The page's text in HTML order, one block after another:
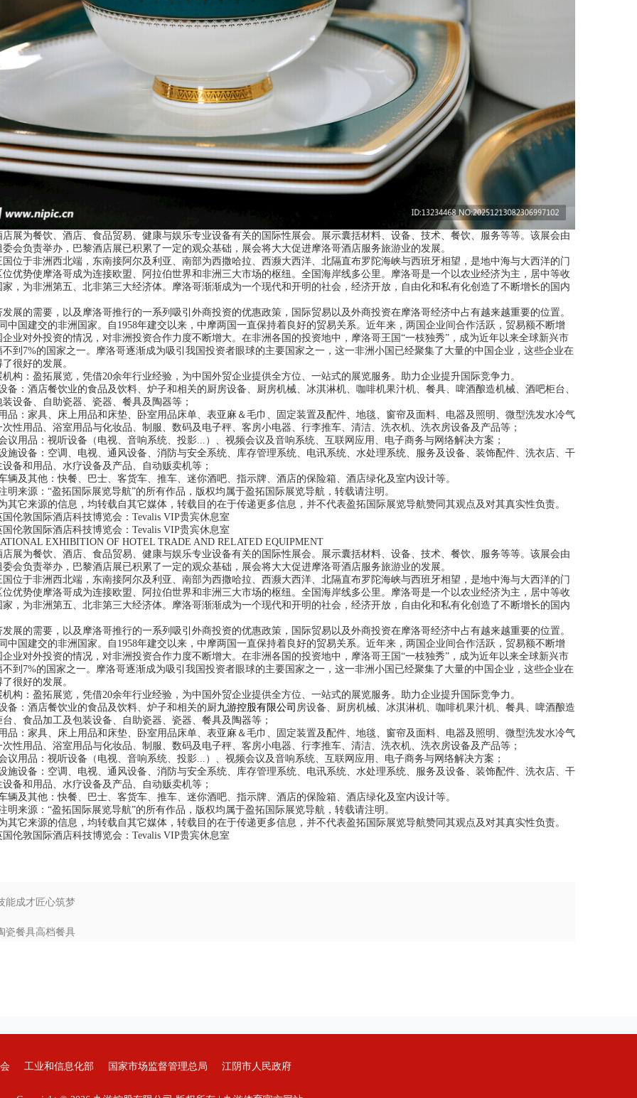
为餐饮、酒店、食品贸易、健康与娱乐专业设备有关的国际性展会。展示囊括材料、设备、技术、餐饮、服务等等。该展会由
会负责举办，巴黎酒店展已积累了一定的观众基础，展会将大大促进摩洛哥酒店服务旅游业的发展。
于非洲西北端，东南接阿尔及利亚、南部为西撒哈拉、西濒大西洋、北隔直布罗陀海峡与西班牙相望，是地中海与大西洋的门
优势使摩洛哥成为连接欧盟、阿拉伯世界和非洲三大市场的枢纽。全国海岸线多公里。摩洛哥是一个以农业经济为主，居中等收
，为非洲第五、北非第三大经济体。摩洛哥渐渐成为一个现代和开明的社会，经济开放，自由化和私有化创造了不断增长的国内
的需要，以及摩洛哥推行的一系列吸引外商投资的优惠政策，国际贸易以及外商投资在摩洛哥经济中占有越来越重要的位置。
中国建交的非洲国家。自1958年建交以来，中摩两国一直保持着良好的贸易关系。近年来，两国企业间合作活跃，贸易额不断增
业对外投资的情况，对非洲投资合作力度不断增大。在非洲各国的投资地中，摩洛哥王国“一枝独秀”，成为近年以来全球新兴市
到7%的国家之一。摩洛哥逐渐成为吸引我国投资者眼球的主要国家之一，这一非洲小国已经聚集了大量的中国企业，这些企业在
很好的发展。
：盈拓展览，凭借20余年行业经验，为中国外贸企业提供全方位、一站式的展览服务。助力企业提升国际竞争力。
酒店餐饮业的食品及饮料、炉子和相关的厨房设备、厨房机械、冰淇淋机、咖啡机果汁机、餐具、啤酒酿造机械、酒吧柜台、
设备、自助瓷器、瓷器、餐具及陶器等；
家具、床上用品和床垫、卧室用品床单、表亚麻＆毛巾、固定装置及配件、地毯、窗帘及面料、电器及照明、微型洗发水冷气
性用品、浴室用品与化妆品、制服、数码及电子秤、客房小电器、行李推车、清洁、洗衣机、洗衣房设备及产品等；
品：视听设备（电视、音响系统、投影...）、视频会议及音响系统、互联网应用、电子商务与网络解决方案；
备：空调、电视、通风设备、消防与安全系统、库存管理系统、电讯系统、水处理系统、服务及设备、装饰配件、洗衣店、干
备和用品、水疗设备及产品、自动贩卖机等；
其他：快餐、巴士、客货车、推车、迷你酒吧、指示牌、酒店的保险箱、酒店绿化及室内设计等。
源：“盈拓国际展览导航”的所有作品，版权均属于盈拓国际展览导航，转载请注明。
来源的信息，均转载自其它媒体，转载目的在于传递更多信息，并不代表盈拓国际展览导航赞同其观点及对其真实性负责。
敦国际酒店科技博览会：Tevalis VIP贵宾休息室
敦国际酒店科技博览会：Tevalis VIP贵宾休息室
EXHIBITION OF HOTEL TRADE AND RELATED EQUIPMENT
为餐饮、酒店、食品贸易、健康与娱乐专业设备有关的国际性展会。展示囊括材料、设备、技术、餐饮、服务等等。该展会由
会负责举办，巴黎酒店展已积累了一定的观众基础，展会将大大促进摩洛哥酒店服务旅游业的发展。
于非洲西北端，东南接阿尔及利亚、南部为西撒哈拉、西濒大西洋、北隔直布罗陀海峡与西班牙相望，是地中海与大西洋的门
优势使摩洛哥成为连接欧盟、阿拉伯世界和非洲三大市场的枢纽。全国海岸线多公里。摩洛哥是一个以农业经济为主，居中等收
，为非洲第五、北非第三大经济体。摩洛哥渐渐成为一个现代和开明的社会，经济开放，自由化和私有化创造了不断增长的国内
的需要，以及摩洛哥推行的一系列吸引外商投资的优惠政策，国际贸易以及外商投资在摩洛哥经济中占有越来越重要的位置。
中国建交的非洲国家。自1958年建交以来，中摩两国一直保持着良好的贸易关系。近年来，两国企业间合作活跃，贸易额不断增
业对外投资的情况，对非洲投资合作力度不断增大。在非洲各国的投资地中，摩洛哥王国“一枝独秀”，成为近年以来全球新兴市
到7%的国家之一。摩洛哥逐渐成为吸引我国投资者眼球的主要国家之一，这一非洲小国已经聚集了大量的中国企业，这些企业在
很好的发展。
：盈拓展览，凭借20余年行业经验，为中国外贸企业提供全方位、一站式的展览服务。助力企业提升国际竞争力。
酒店餐饮业的食品及饮料、炉子和相关的厨九游控股有限公司 房设备、厨房机械、冰淇淋机、咖啡机果汁机、餐具、啤酒酿造
、食品加工及包装设备、自助瓷器、瓷器、餐具及陶器等；
家具、床上用品和床垫、卧室用品床单、表亚麻＆毛巾、固定装置及配件、地毯、窗帘及面料、电器及照明、微型洗发水冷气
性用品、浴室用品与化妆品、制服、数码及电子秤、客房小电器、行李推车、清洁、洗衣机、洗衣房设备及产品等；
品：视听设备（电视、音响系统、投影...）、视频会议及音响系统、互联网应用、电子商务与网络解决方案；
备：空调、电视、通风设备、消防与安全系统、库存管理系统、电讯系统、水处理系统、服务及设备、装饰配件、洗衣店、干
备和用品、水疗设备及产品、自动贩卖机等；
其他：快餐、巴士、客货车、推车、迷你酒吧、指示牌、酒店的保险箱、酒店绿化及室内设计等。
源：“盈拓国际展览导航”的所有作品，版权均属于盈拓国际展览导航，转载请注明。
来源的信息，均转载自其它媒体，转载目的在于传递更多信息，并不代表盈拓国际展览导航赞同其观点及对其真实性负责。
敦国际酒店科技博览会：Tevalis VIP贵宾休息室
能成才匠心筑梦
瓷餐具高档餐具
工业和信息化部 国家市场监督管理总局 江阴市人民政府